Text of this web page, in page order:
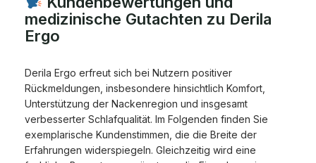
medizinische Gutachten zu Derila
Ergo
Derila Ergo erfreut sich bei Nutzern positiver
Rückmeldungen, insbesondere hinsichtlich Komfort,
Unterstützung der Nackenregion und insgesamt
verbesserter Schlafqualität. Im Folgenden finden Sie
exemplarische Kundenstimmen, die die Breite der
Erfahrungen widerspiegeln. Gleichzeitig wird eine